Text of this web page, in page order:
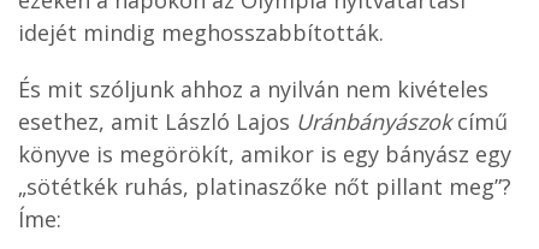
idejét mindig meghosszabbították.
És mit szóljunk ahhoz a nyilván nem kivételes
esethez, amit László Lajos Uránbányászokcímű
könyve is megörökít, amikor is egy bányász egy
„sötétkék ruhás, platinaszőke nőt pillant meg”?
Íme: